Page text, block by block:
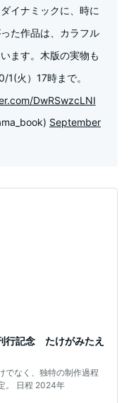
イナミックに、時に
た作品は、カラフル
ます。木版の実物も
1(火）17時まで。
DwRSwzcLNI
September
行記念 たけがみたえ
でなく、独特の制作過程
。 日程 2024年